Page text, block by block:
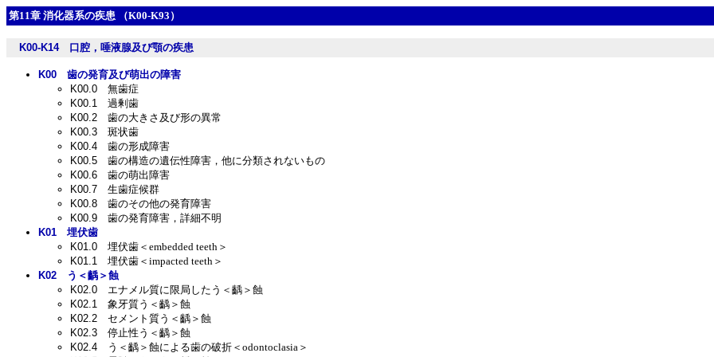
第11章 消化器系の疾患 （K00-K93）
K00-K14口腔，唾液腺及び顎の疾患
K00 歯の発育及び萌出の障害
K00.0 無歯症
K00.1 過剰歯
K00.2 歯の大きさ及び形の異常
K00.3 斑状歯
K00.4 歯の形成障害
K00.5 歯の構造の遺伝性障害，他に分類されないもの
K00.6 歯の萌出障害
K00.7 生歯症候群
K00.8 歯のその他の発育障害
K00.9 歯の発育障害，詳細不明
K01 埋伏歯
K01.0 埋伏歯＜embedded teeth＞
K01.1 埋伏歯＜impacted teeth＞
K02 う＜齲＞蝕
K02.0 エナメル質に限局したう＜齲＞蝕
K02.1 象牙質う＜齲＞蝕
K02.2 セメント質う＜齲＞蝕
K02.3 停止性う＜齲＞蝕
K02.4 う＜齲＞蝕による歯の破折＜odontoclasia＞